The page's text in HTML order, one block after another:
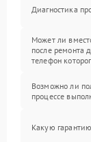
Диагностика
Может ли
после ремонта
телефон
Возможно ли
процессе
Какую